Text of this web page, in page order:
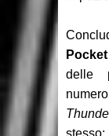
delle